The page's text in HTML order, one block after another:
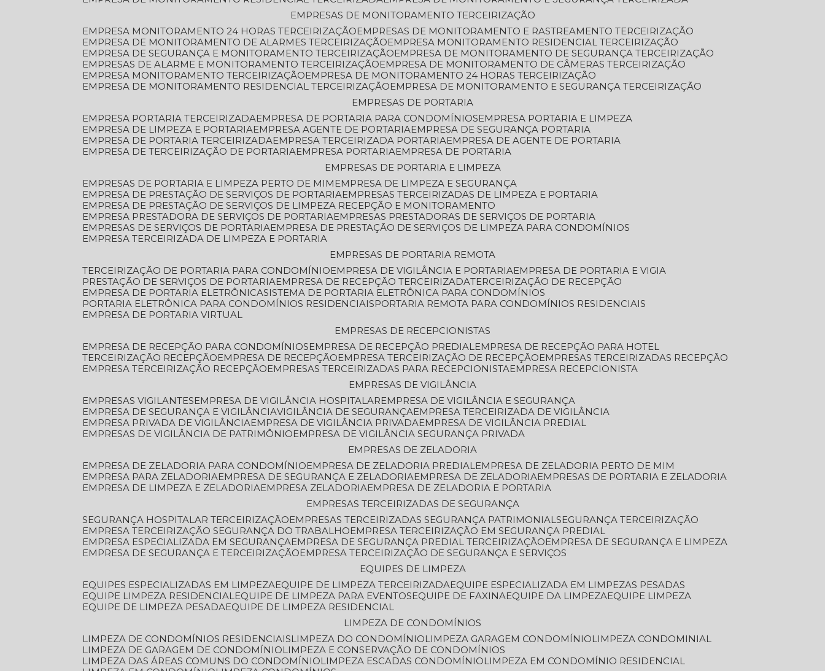
EMPRESAS DE MONITORAMENTO TERCEIRIZAÇÃO
EMPRESA MONITORAMENTO 24 HORAS TERCEIRIZAÇÃO
EMPRESAS DE MONITORAMENTO E RASTREAMENTO TERCEIRIZAÇÃO
EMPRESA DE MONITORAMENTO DE ALARMES TERCEIRIZAÇÃO
EMPRESA MONITORAMENTO RESIDENCIAL TERCEIRIZAÇÃO
EMPRESA DE SEGURANÇA E MONITORAMENTO TERCEIRIZAÇÃO
EMPRESA DE MONITORAMENTO DE SEGURANÇA TERCEIRIZAÇÃO
EMPRESAS DE ALARME E MONITORAMENTO TERCEIRIZAÇÃO
EMPRESA DE MONITORAMENTO DE CÂMERAS TERCEIRIZAÇÃO
EMPRESA MONITORAMENTO TERCEIRIZAÇÃO
EMPRESA DE MONITORAMENTO 24 HORAS TERCEIRIZAÇÃO
EMPRESA DE MONITORAMENTO RESIDENCIAL TERCEIRIZAÇÃO
EMPRESA DE MONITORAMENTO E SEGURANÇA TERCEIRIZAÇÃO
EMPRESAS DE PORTARIA
EMPRESA PORTARIA TERCEIRIZADA
EMPRESA DE PORTARIA PARA CONDOMÍNIOS
EMPRESA PORTARIA E LIMPEZA
EMPRESA DE LIMPEZA E PORTARIA
EMPRESA AGENTE DE PORTARIA
EMPRESA DE SEGURANÇA PORTARIA
EMPRESA DE PORTARIA TERCEIRIZADA
EMPRESA TERCEIRIZADA PORTARIA
EMPRESA DE AGENTE DE PORTARIA
EMPRESA DE TERCEIRIZAÇÃO DE PORTARIA
EMPRESA PORTARIA
EMPRESA DE PORTARIA
EMPRESAS DE PORTARIA E LIMPEZA
EMPRESAS DE PORTARIA E LIMPEZA PERTO DE MIM
EMPRESA DE LIMPEZA E SEGURANÇA
EMPRESA DE PRESTAÇÃO DE SERVIÇOS DE PORTARIA
EMPRESAS TERCEIRIZADAS DE LIMPEZA E PORTARIA
EMPRESA DE PRESTAÇÃO DE SERVIÇOS DE LIMPEZA RECEPÇÃO E MONITORAMENTO
EMPRESA PRESTADORA DE SERVIÇOS DE PORTARIA
EMPRESAS PRESTADORAS DE SERVIÇOS DE PORTARIA
EMPRESAS DE SERVIÇOS DE PORTARIA
EMPRESA DE PRESTAÇÃO DE SERVIÇOS DE LIMPEZA PARA CONDOMÍNIOS
EMPRESA TERCEIRIZADA DE LIMPEZA E PORTARIA
EMPRESAS DE PORTARIA REMOTA
TERCEIRIZAÇÃO DE PORTARIA PARA CONDOMÍNIO
EMPRESA DE VIGILÂNCIA E PORTARIA
EMPRESA DE PORTARIA E VIGIA
PRESTAÇÃO DE SERVIÇOS DE PORTARIA
EMPRESA DE RECEPÇÃO TERCEIRIZADA TERCEIRIZAÇÃO DE RECEPÇÃO
EMPRESA DE PORTARIA ELETRÔNICA SISTEMA DE PORTARIA ELETRÔNICA PARA CONDOMÍNIOS
PORTARIA ELETRÔNICA PARA CONDOMÍNIOS RESIDENCIAIS
PORTARIA REMOTA PARA CONDOMÍNIOS RESIDENCIAIS
EMPRESA DE PORTARIA VIRTUAL
EMPRESAS DE RECEPCIONISTAS
EMPRESA DE RECEPÇÃO PARA CONDOMÍNIOS
EMPRESA DE RECEPÇÃO PREDIAL
EMPRESA DE RECEPÇÃO PARA HOTEL
TERCEIRIZAÇÃO RECEPÇÃO
EMPRESA DE RECEPÇÃO EMPRESA TERCEIRIZAÇÃO DE RECEPÇÃO
EMPRESAS TERCEIRIZADAS RECEPÇÃO
EMPRESA TERCEIRIZAÇÃO RECEPÇÃO
EMPRESAS TERCEIRIZADAS PARA RECEPCIONISTA
EMPRESA RECEPCIONISTA
EMPRESAS DE VIGILÂNCIA
EMPRESAS VIGILANTES
EMPRESA DE VIGILÂNCIA HOSPITALAR
EMPRESA DE VIGILÂNCIA E SEGURANÇA
EMPRESA DE SEGURANÇA E VIGILÂNCIA VIGILÂNCIA DE SEGURANÇA
EMPRESA TERCEIRIZADA DE VIGILÂNCIA
EMPRESA PRIVADA DE VIGILÂNCIA
EMPRESA DE VIGILÂNCIA PRIVADA
EMPRESA DE VIGILÂNCIA PREDIAL
EMPRESAS DE VIGILÂNCIA DE PATRIMÔNIO
EMPRESA DE VIGILÂNCIA SEGURANÇA PRIVADA
EMPRESAS DE ZELADORIA
EMPRESA DE ZELADORIA PARA CONDOMÍNIO
EMPRESA DE ZELADORIA PREDIAL
EMPRESA DE ZELADORIA PERTO DE MIM
EMPRESA PARA ZELADORIA
EMPRESA DE SEGURANÇA E ZELADORIA EMPRESA DE ZELADORIA
EMPRESAS DE PORTARIA E ZELADORIA
EMPRESA DE LIMPEZA E ZELADORIA
EMPRESA ZELADORIA
EMPRESA DE ZELADORIA E PORTARIA
EMPRESAS TERCEIRIZADAS DE SEGURANÇA
SEGURANÇA HOSPITALAR TERCEIRIZAÇÃO
EMPRESAS TERCEIRIZADAS SEGURANÇA PATRIMONIAL SEGURANÇA TERCEIRIZAÇÃO
EMPRESA TERCEIRIZAÇÃO SEGURANÇA DO TRABALHO
EMPRESA TERCEIRIZAÇÃO EM SEGURANÇA PREDIAL
EMPRESA ESPECIALIZADA EM SEGURANÇA
EMPRESA DE SEGURANÇA PREDIAL TERCEIRIZAÇÃO
EMPRESA DE SEGURANÇA E LIMPEZA
EMPRESA DE SEGURANÇA E TERCEIRIZAÇÃO
EMPRESA TERCEIRIZAÇÃO DE SEGURANÇA E SERVIÇOS
EQUIPES DE LIMPEZA
EQUIPES ESPECIALIZADAS EM LIMPEZA EQUIPE DE LIMPEZA TERCEIRIZADA EQUIPE ESPECIALIZADA EM LIMPEZAS PESADAS
EQUIPE LIMPEZA RESIDENCIAL EQUIPE DE LIMPEZA PARA EVENTOS EQUIPE DE FAXINA EQUIPE DA LIMPEZA EQUIPE LIMPEZA
EQUIPE DE LIMPEZA PESADA EQUIPE DE LIMPEZA RESIDENCIAL
LIMPEZA DE CONDOMÍNIOS
LIMPEZA DE CONDOMÍNIOS RESIDENCIAIS
LIMPEZA DO CONDOMÍNIO LIMPEZA GARAGEM CONDOMÍNIO
LIMPEZA CONDOMINIAL
LIMPEZA DE GARAGEM DE CONDOMÍNIO
LIMPEZA E CONSERVAÇÃO DE CONDOMÍNIOS
LIMPEZA DAS ÁREAS COMUNS DO CONDOMÍNIO
LIMPEZA ESCADAS CONDOMÍNIO
LIMPEZA EM CONDOMÍNIO RESIDENCIAL